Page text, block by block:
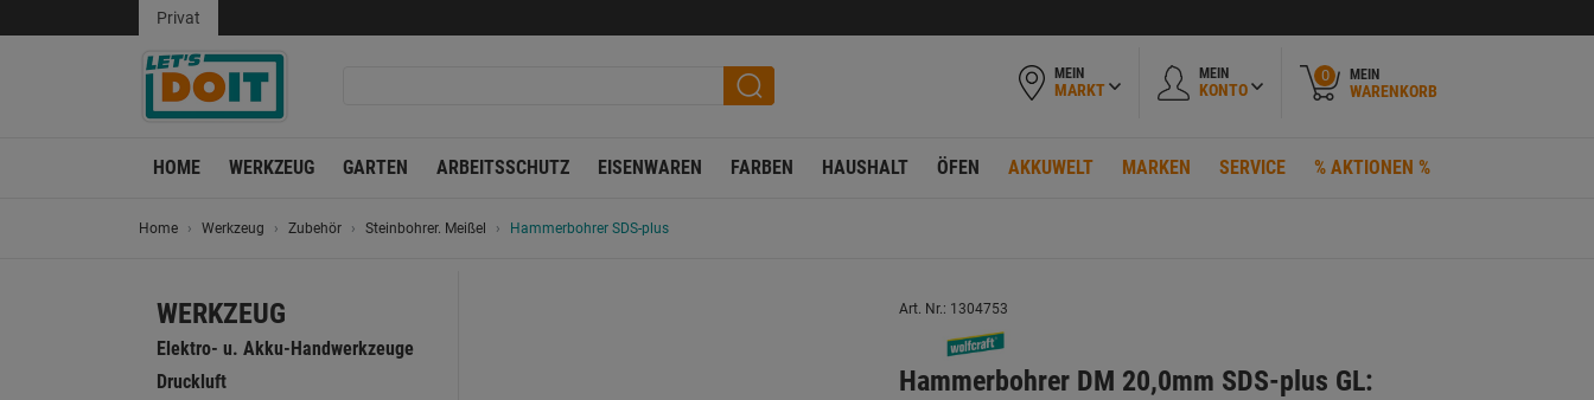
Privat
MEIN
MARKT
MEIN
KONTO
0 MEIN
WARENKORB
HOME WERKZEUG GARTEN ARBEITSSCHUTZ EISENWAREN FARBEN HAUSHALT ÖFEN AKKUWELT MARKEN SERVICE % AKTIONEN %
Home Werkzeug Zubehör Steinbohrer. Meißel Hammerbohrer SDS-plus
WERKZEUG
Elektro- u. Akku-Handwerkzeuge
Druckluft
Art. Nr.: 1304753
Hammerbohrer DM 20,0mm SDS-plus GL: